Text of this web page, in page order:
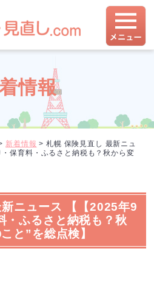
情報
新着情報 > 札幌 保険見直し 最新ニュ
保育料・ふるさと納税も？秋から変
ニュース 【【2025年9
・ふるさと納税も？秋
と”を総点検】